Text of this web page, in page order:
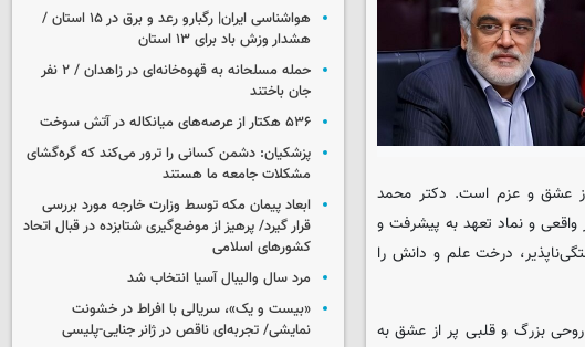
از عشق و عزم است. دکتر محمد
واقعی و نماد تعهد به پیشرفت و
درخت علم و دانش را
روحی بزرگ و قلبی پر از عشق به
هواشناسی ایران| رگبارو رعد و برق در ۱۵ استان /
هشدار وزش باد برای ۱۳ استان‌
حمله مسلحانه به قهوه‌خانه‌ای در زاهدان / ۲ نفر
جان باختند
۵۳۶ هکتار از عرصه‌های میانکاله در آتش سوخت
پزشکیان: دشمن کسانی را ترور می‌کند که گره‌گشای
مشکلات جامعه ما هستند
ابعاد پیمان مکه توسط وزارت خارجه مورد بررسی
قرار گیرد/ پرهیز از موضع‌گیری شتابزده در قبال اتحاد
کشورهای اسلامی
مرد سال والیبال آسیا انتخاب شد
«بیست و یک»، سریالی با افراط در خشونت
نمایشی/ تجربه‌ای ناقص در ژانر جنایی-پلیسی